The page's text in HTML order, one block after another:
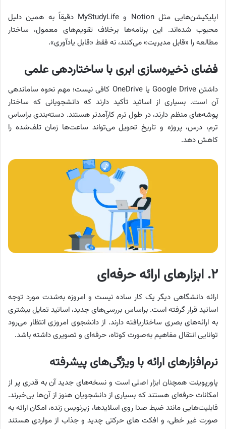
اپلیکیشن‌هایی مثل Notion و MyStudyLife دقیقاً به همین دلیل
محبوب شده‌اند. این برنامه‌ها برخلاف تقویم‌های معمول، ساختار
مطالعه را «قابل مدیریت» می‌کنند، نه فقط «قابل یادآوری».
فضای ذخیره‌سازی ابری با ساختاردهی علمی
داشتن Google Drive یا OneDrive کافی نیست؛ مهم نحوه ساماندهی
آن است. بسیاری از اساتید تأکید دارند که دانشجویانی که ساختار
پوشه‌های منظم دارند، در طول ترم کارآمدتر هستند. دسته‌بندی براساس
ترم، درس، پروژه و تاریخ تحویل می‌تواند ساعت‌ها زمان تلف‌شده را
کاهش دهد.
۲. ابزارهای ارائه‌ حرفه‌ای
ارائه دانشگاهی دیگر یک کار ساده نیست و امروزه به‌شدت مورد توجه
اساتید قرار گرفته است. براساس بررسی‌های جدید، اساتید تمایل بیشتری
به ارائه‌های بصری ساختاریافته دارند. از دانشجوی امروزی انتظار می‌رود
توانایی انتقال مفاهیم به‌صورت کوتاه، حرفه‌ای و تصویری داشته باشد.
نرم‌افزارهای ارائه با ویژگی‌های پیشرفته
پاورپوینت همچنان ابزار اصلی است و نسخه‌های جدید آن به قدری پر از
امکانات حرفه‌ای هستند که بسیاری از دانشجویان هنوز از آن‌ها بی‌خبرند.
قابلیت‌هایی مانند ضبط صدا روی اسلایدها، زیرنویس زنده، امکان ارائه به
صورت غیر خطی، و افکت های حرکتی چدید و جذاب از مواردی هستند